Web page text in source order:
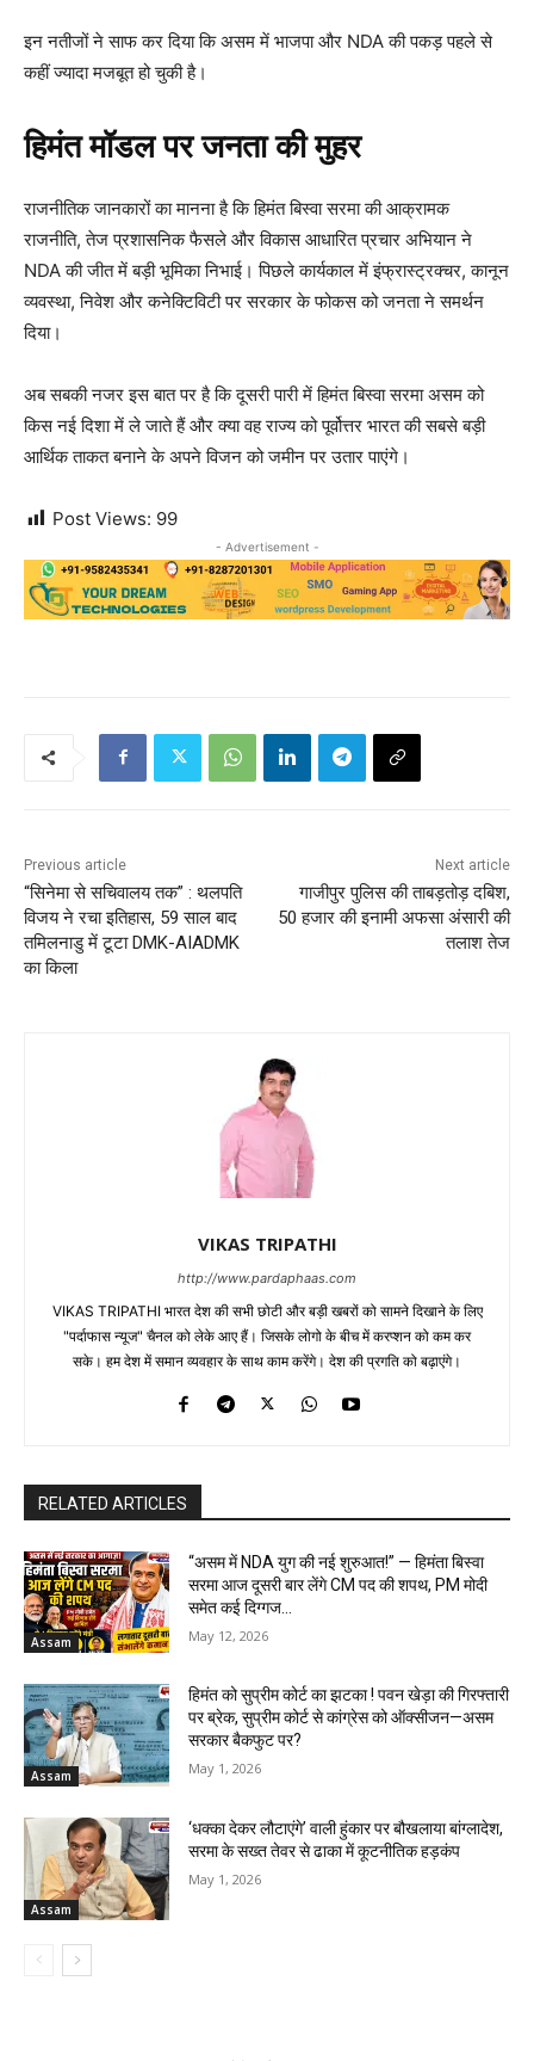
इन नतीजों ने साफ कर दिया कि असम में भाजपा और NDA की पकड़ पहले से
कहीं ज्यादा मजबूत हो चुकी है।
हिमंत मॉडल पर जनता की मुहर
राजनीतिक जानकारों का मानना है कि हिमंत बिस्वा सरमा की आक्रामक
राजनीति, तेज प्रशासनिक फैसले और विकास आधारित प्रचार अभियान ने
NDA की जीत में बड़ी भूमिका निभाई। पिछले कार्यकाल में इंफ्रास्ट्रक्चर, कानून
व्यवस्था, निवेश और कनेक्टिविटी पर सरकार के फोकस को जनता ने समर्थन
दिया।
अब सबकी नजर इस बात पर है कि दूसरी पारी में हिमंत बिस्वा सरमा असम को
किस नई दिशा में ले जाते हैं और क्या वह राज्य को पूर्वोत्तर भारत की सबसे बड़ी
आर्थिक ताकत बनाने के अपने विजन को जमीन पर उतार पाएंगे।
Post Views: 99
- Advertisement -
Previous article
“सिनेमा से सचिवालय तक” : थलपति
विजय ने रचा इतिहास, 59 साल बाद
तमिलनाडु में टूटा DMK-AIADMK
का किला
Next article
गाजीपुर पुलिस की ताबड़तोड़ दबिश,
50 हजार की इनामी अफसा अंसारी की
तलाश तेज
VIKAS TRIPATHI
http://www.pardaphaas.com
VIKAS TRIPATHI भारत देश की सभी छोटी और बड़ी खबरों को सामने दिखाने के लिए
"पर्दाफास न्यूज" चैनल को लेके आए हैं। जिसके लोगो के बीच में करप्शन को कम कर
सके। हम देश में समान व्यवहार के साथ काम करेंगे। देश की प्रगति को बढ़ाएंगे।
RELATED ARTICLES
Assam
“असम में NDA युग की नई शुरुआत!” — हिमंता बिस्वा
सरमा आज दूसरी बार लेंगे CM पद की शपथ, PM मोदी
समेत कई दिग्गज...
May 12, 2026
Assam
हिमंत को सुप्रीम कोर्ट का झटका ! पवन खेड़ा की गिरफ्तारी
पर ब्रेक, सुप्रीम कोर्ट से कांग्रेस को ऑक्सीजन—असम
सरकार बैकफुट पर?
May 1, 2026
Assam
‘धक्का देकर लौटाएंगे’ वाली हुंकार पर बौखलाया बांग्लादेश,
सरमा के सख्त तेवर से ढाका में कूटनीतिक हड़कंप
May 1, 2026